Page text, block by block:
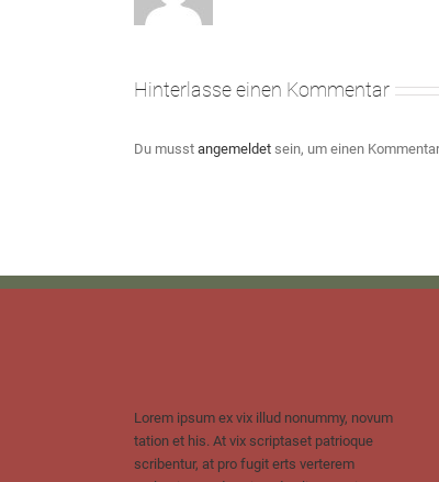
Hinterlasse einen Kommentar
Du musst angemeldet sein, um einen
Lorem ipsum ex vix illud nonummy, novum
tation et his. At vix scriptaset patrioque
scribentur, at pro fugit erts verterem